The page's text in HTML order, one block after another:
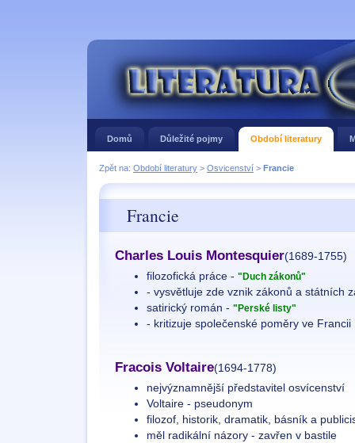
Domů Důležité pojmy Období literatury
Zpět na: Období literatury > Osvicenství > Francie
Francie
Charles Louis Montesquier(1689-1755)
filozofická práce - "Duch zákonů"
- vysvětluje zde vznik zákonů a státních
satirický román - "Perské listy"
- kritizuje společenské poměry ve Francii
Fracois Voltaire(1694-1778)
nejvýznamnější představitel osvícenství
Voltaire - pseudonym
filozof, historik, dramatik, básník a
měl radikální názory - zavřen v bastile